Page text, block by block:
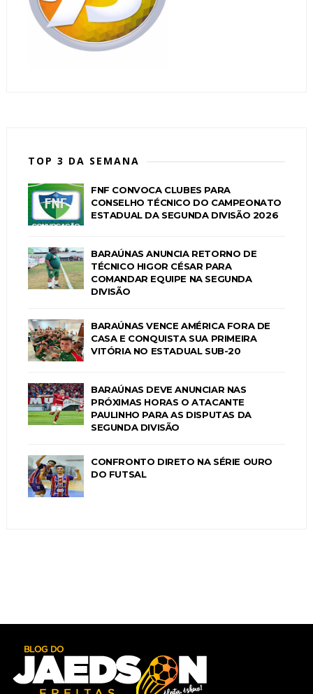
TOP 3 DA SEMANA
FNF CONVOCA CLUBES PARA
CONSELHO TÉCNICO DO CAMPEONATO
ESTADUAL DA SEGUNDA DIVISÃO 2026
BARAÚNAS ANUNCIA RETORNO DE
TÉCNICO HIGOR CÉSAR PARA
COMANDAR EQUIPE NA SEGUNDA
DIVISÃO
BARAÚNAS VENCE AMÉRICA FORA DE
CASA E CONQUISTA SUA PRIMEIRA
VITÓRIA NO ESTADUAL SUB-20
BARAÚNAS DEVE ANUNCIAR NAS
PRÓXIMAS HORAS O ATACANTE
PAULINHO PARA AS DISPUTAS DA
SEGUNDA DIVISÃO
CONFRONTO DIRETO NA SÉRIE OURO
DO FUTSAL